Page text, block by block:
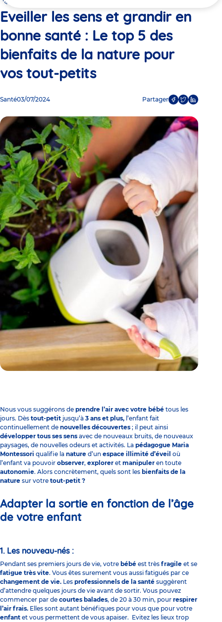
ici
de la nature pour vos tout-petits
Eveiller les sens et grandir en
bonne santé : Le top 5 des
bienfaits de la nature pour
vos tout-petits
Santé03/07/2024 Partager
Nous vous suggérons de prendre l’air avec votre bébé tous les
jours. Dès tout-petit jusqu’à 3 ans et plus, l’enfant fait
continuellement de nouvelles découvertes ; il peut ainsi
développer tous ses sens avec de nouveaux bruits, de nouveaux
paysages, de nouvelles odeurs et activités. La pédagogue Maria
Montessori qualifie la nature d’un espace illimité d’éveil où
l’enfant va pouvoir observer, explorer et manipuler en toute
autonomie. Alors concrètement, quels sont les bienfaits de la
nature sur votre tout-petit ?
Adapter la sortie en fonction de l’âge
de votre enfant
1. Les nouveau-nés :
Pendant ses premiers jours de vie, votre bébé est très fragile et se
fatigue très vite. Vous êtes surement vous aussi fatigués par ce
changement de vie. Les professionnels de la santé suggèrent
d’attendre quelques jours de vie avant de sortir. Vous pouvez
commencer par de courtes balades, de 20 à 30 min, pour respirer
l’air frais. Elles sont autant bénéfiques pour vous que pour votre
enfant et vous permettent de vous apaiser. Evitez les lieux trop